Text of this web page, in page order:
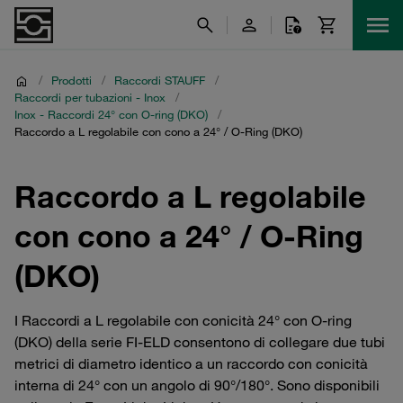
/ Prodotti / Raccordi STAUFF
/
Raccordi per tubazioni - Inox
/
Inox - Raccordi 24° con O-ring (DKO)
/
Raccordo a L regolabile con cono a 24° / O-Ring (DKO)
Raccordo a L regolabile
con cono a 24° / O-Ring
(DKO)
I Raccordi a L regolabile con conicità 24° con O-ring
(DKO) della serie FI-ELD consentono di collegare due tubi
metrici di diametro identico a un raccordo con conicità
interna di 24° con un angolo di 90°/180°. Sono disponibili